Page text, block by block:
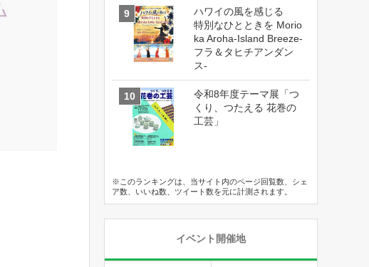
ハワイの風を感じる
特別なひとときを Morio
ka Aroha-Island Breeze-
フラ＆タヒチアンダン
ス-
令和8年度テーマ展「つ
くり、つたえる 花巻の
工芸」
※このランキングは、当サイト内のページ回覧数、シェ
ア数、いいね数、ツイート数を元に計測されます。
イベント開催地